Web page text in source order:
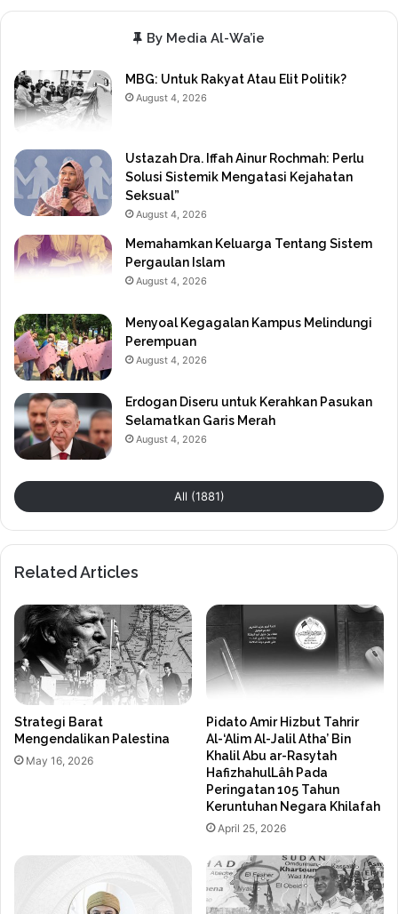
By Media Al-Wa’ie
MBG: Untuk Rakyat Atau Elit Politik?
August 4, 2026
Ustazah Dra. Iffah Ainur Rochmah: Perlu
Solusi Sistemik Mengatasi Kejahatan
Seksual”
August 4, 2026
Memahamkan Keluarga Tentang Sistem
Pergaulan Islam
August 4, 2026
Menyoal Kegagalan Kampus Melindungi
Perempuan
August 4, 2026
Erdogan Diseru untuk Kerahkan Pasukan
Selamatkan Garis Merah
August 4, 2026
All (1881)
Related Articles
Strategi Barat
Mengendalikan Palestina
May 16, 2026
Pidato Amir Hizbut Tahrir
Al-‘Alim Al-Jalil Atha’ Bin
Khalil Abu ar-Rasytah
HafizhahulLâh Pada
Peringatan 105 Tahun
Keruntuhan Negara Khilafah
April 25, 2026